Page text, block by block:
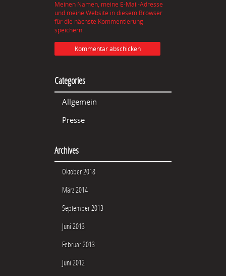
Meinen Namen, meine E-Mail-Adresse
und meine Website in diesem Browser
für die nächste Kommentierung
speichern.
Categories
Allgemein
Presse
Archives
Oktober 2018
März 2014
September 2013
Juni 2013
Februar 2013
Juni 2012